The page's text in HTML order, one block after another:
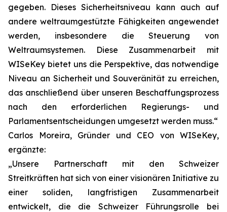
gegeben. Dieses Sicherheitsniveau kann auch auf
andere weltraumgestützte Fähigkeiten angewendet
werden, insbesondere die Steuerung von
Weltraumsystemen. Diese Zusammenarbeit mit
WISeKey bietet uns die Perspektive, das notwendige
Niveau an Sicherheit und Souveränität zu erreichen,
das anschließend über unseren Beschaffungsprozess
nach den erforderlichen Regierungs- und
Parlamentsentscheidungen umgesetzt werden muss.“
Carlos Moreira, Gründer und CEO von WISeKey,
ergänzte:
„Unsere Partnerschaft mit den Schweizer
Streitkräften hat sich von einer visionären Initiative zu
einer soliden, langfristigen Zusammenarbeit
entwickelt, die die Schweizer Führungsrolle bei